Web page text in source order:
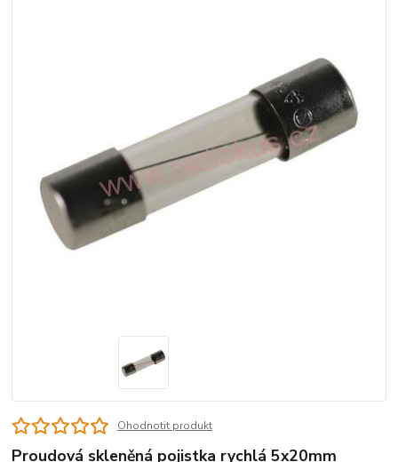
Ohodnotit produkt
Proudová skleněná pojistka rychlá 5x20mm